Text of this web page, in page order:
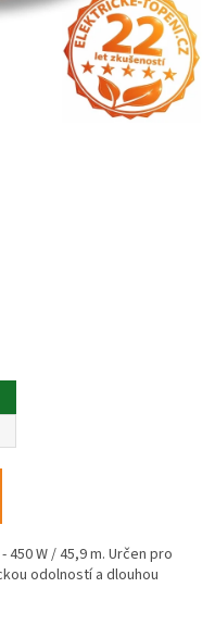
450 W / 45,9 m. Určen pro
odolností a dlouhou